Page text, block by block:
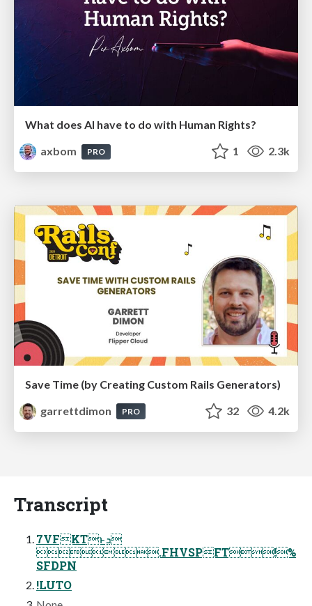
What does AI have to do with Human Rights?
axbom
PRO 1 2.3k
Save Time (by Creating Custom Rails Generators)
garrettdimon
PRO 32 4.2k
Transcript
7VFKTͱܕ
.FHVSPFT!%
SFDPN
!LUTO